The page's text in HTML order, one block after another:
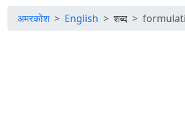
अमरकोश English शब्द